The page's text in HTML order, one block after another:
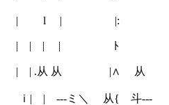
| |:
| ﾄ
从 |∧ 从
＼ 从{ 斗-‐‐